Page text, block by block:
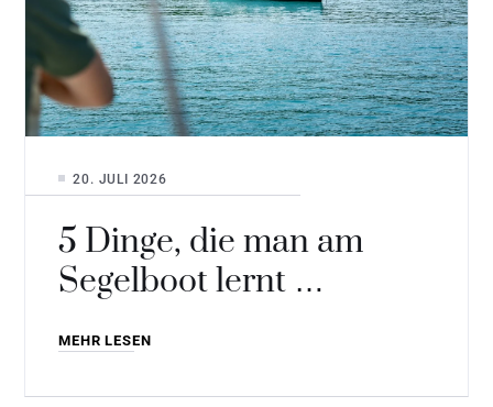
5 Dinge, die man am
Segelboot lernt …
20. JULI 2026
MEHR LESEN